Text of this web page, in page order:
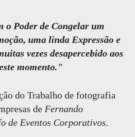
o Poder de Congelar um
uma linda Expressão e
vezes desapercebido aos
momento."
do Trabalho de fotografia
de Fernando
de Eventos Corporativos.